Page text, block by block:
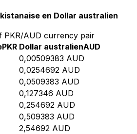
en Dollar australien
PKR/AUD currency pair
PKR Dollar australienAUD
0,00509383 AUD
0,0254692 AUD
0,0509383 AUD
0,127346 AUD
0,254692 AUD
0,509383 AUD
2,54692 AUD